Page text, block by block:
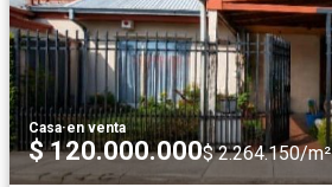
Casa·en venta
$ 120.000.000$ 2.264.150/m²